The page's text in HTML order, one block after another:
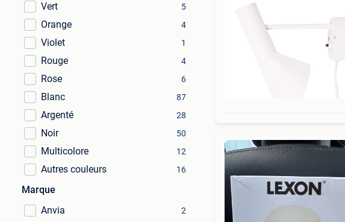
Vert 5
Orange 4
Violet 1
Rouge 4
Rose 6
Blanc 87
Argenté 28
Noir 50
Multicolore 12
Autres couleurs 16
Marque
Anvia
2